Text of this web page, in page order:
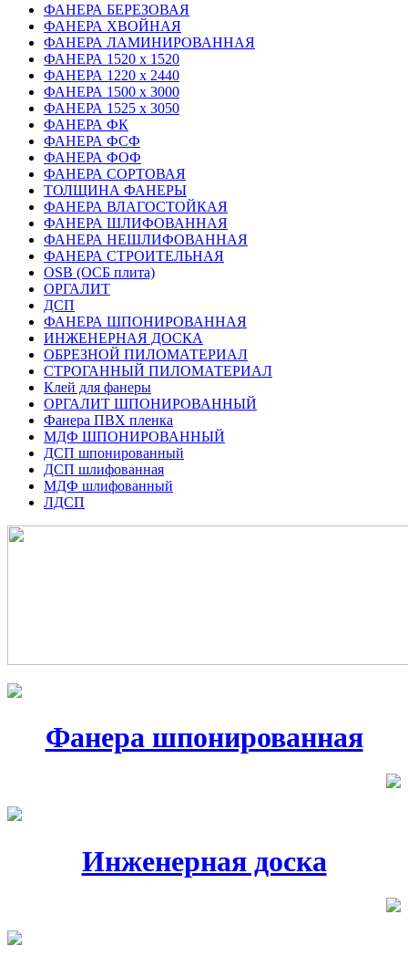
ФАНЕРА БЕРЕЗОВАЯ
ФАНЕРА ХВОЙНАЯ
ФАНЕРА ЛАМИНИРОВАННАЯ
ФАНЕРА 1520 х 1520
ФАНЕРА 1220 х 2440
ФАНЕРА 1500 х 3000
ФАНЕРА 1525 х 3050
ФАНЕРА ФК
ФАНЕРА ФСФ
ФАНЕРА ФОФ
ФАНЕРА СОРТОВАЯ
ТОЛЩИНА ФАНЕРЫ
ФАНЕРА ВЛАГОСТОЙКАЯ
ФАНЕРА ШЛИФОВАННАЯ
ФАНЕРА НЕШЛИФОВАННАЯ
ФАНЕРА СТРОИТЕЛЬНАЯ
OSB (ОСБ плита)
ОРГАЛИТ
ДСП
ФАНЕРА ШПОНИРОВАННАЯ
ИНЖЕНЕРНАЯ ДОСКА
ОБРЕЗНОЙ ПИЛОМАТЕРИАЛ
СТРОГАННЫЙ ПИЛОМАТЕРИАЛ
Клей для фанеры
ОРГАЛИТ ШПОНИРОВАННЫЙ
Фанера ПВХ пленка
МДФ ШПОНИРОВАННЫЙ
ДСП шпонированный
ДСП шлифованная
МДФ шлифованный
ЛДСП
Фанера шпонированная
Инженерная доска